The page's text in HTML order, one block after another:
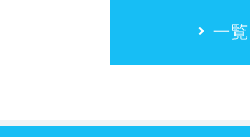
一